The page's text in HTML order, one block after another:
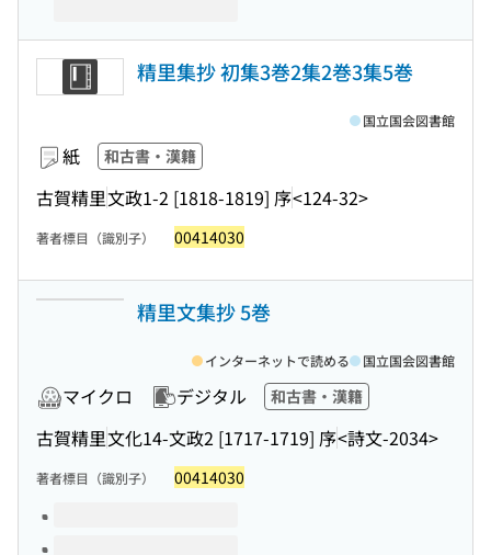
精里集抄 初集3巻2集2巻3集5巻
紙 和古書・漢籍
古賀精里文政1-2 [1818-1819] 序<124-32>
国立国会図書館
著者標目（識別子） 00414030
精里文集抄 5巻
マイクロ デジタル 和古書・漢籍
古賀精里文化14-文政2 [1717-1719] 序<詩文-2034>
インターネットで読める 国立国会図書館
著者標目（識別子） 00414030
このタイトルの巻号